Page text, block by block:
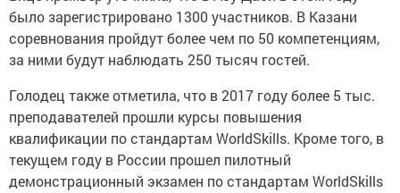
было зарегистрировано 1300 участников. В Казани
соревнования пройдут более чем по 50 компетенциям,
за ними будут наблюдать 250 тысяч гостей.
Голодец также отметила, что в 2017 году более 5 тыс.
преподавателей прошли курсы повышения
квалификации по стандартам WorldSkills. Кроме того, в
текущем году в России прошел пилотный
демонстрационный экзамен по стандартам WorldSkills